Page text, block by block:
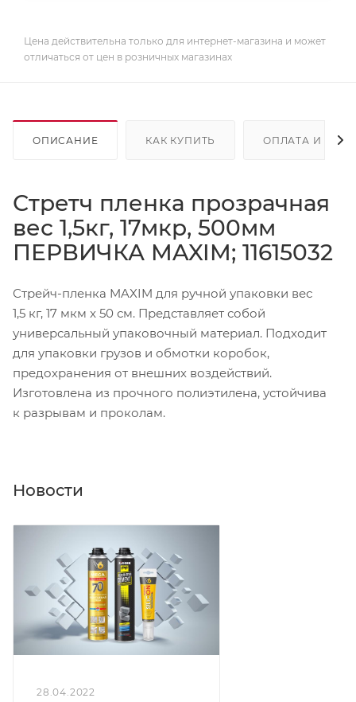
Цена действительна только для интернет-магазина и может
отличаться от цен в розничных магазинах
ОПИСАНИЕ КАК КУПИТЬ ОПЛАТА И
Стретч пленка прозрачная
вес 1,5кг, 17мкр, 500мм
ПЕРВИЧКА MAXIM; 11615032
Стрейч-пленка MAXIM для ручной упаковки вес
1,5 кг, 17 мкм x 50 см. Представляет собой
универсальный упаковочный материал. Подходит
для упаковки грузов и обмотки коробок,
предохранения от внешних воздействий.
Изготовлена из прочного полиэтилена, устойчива
к разрывам и проколам.
Новости
28.04.2022